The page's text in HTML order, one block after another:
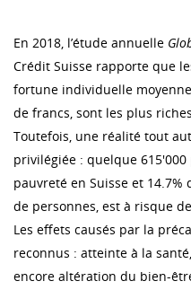
En 2018, l’étude annuelle
Crédit Suisse rapporte que
fortune individuelle
de francs, sont les plus
Toutefois, une réalité tout
privilégiée : quelque
pauvreté en Suisse et
de personnes, est à risque
Les effets causés par la
reconnus : atteinte à la
encore altération du bien-